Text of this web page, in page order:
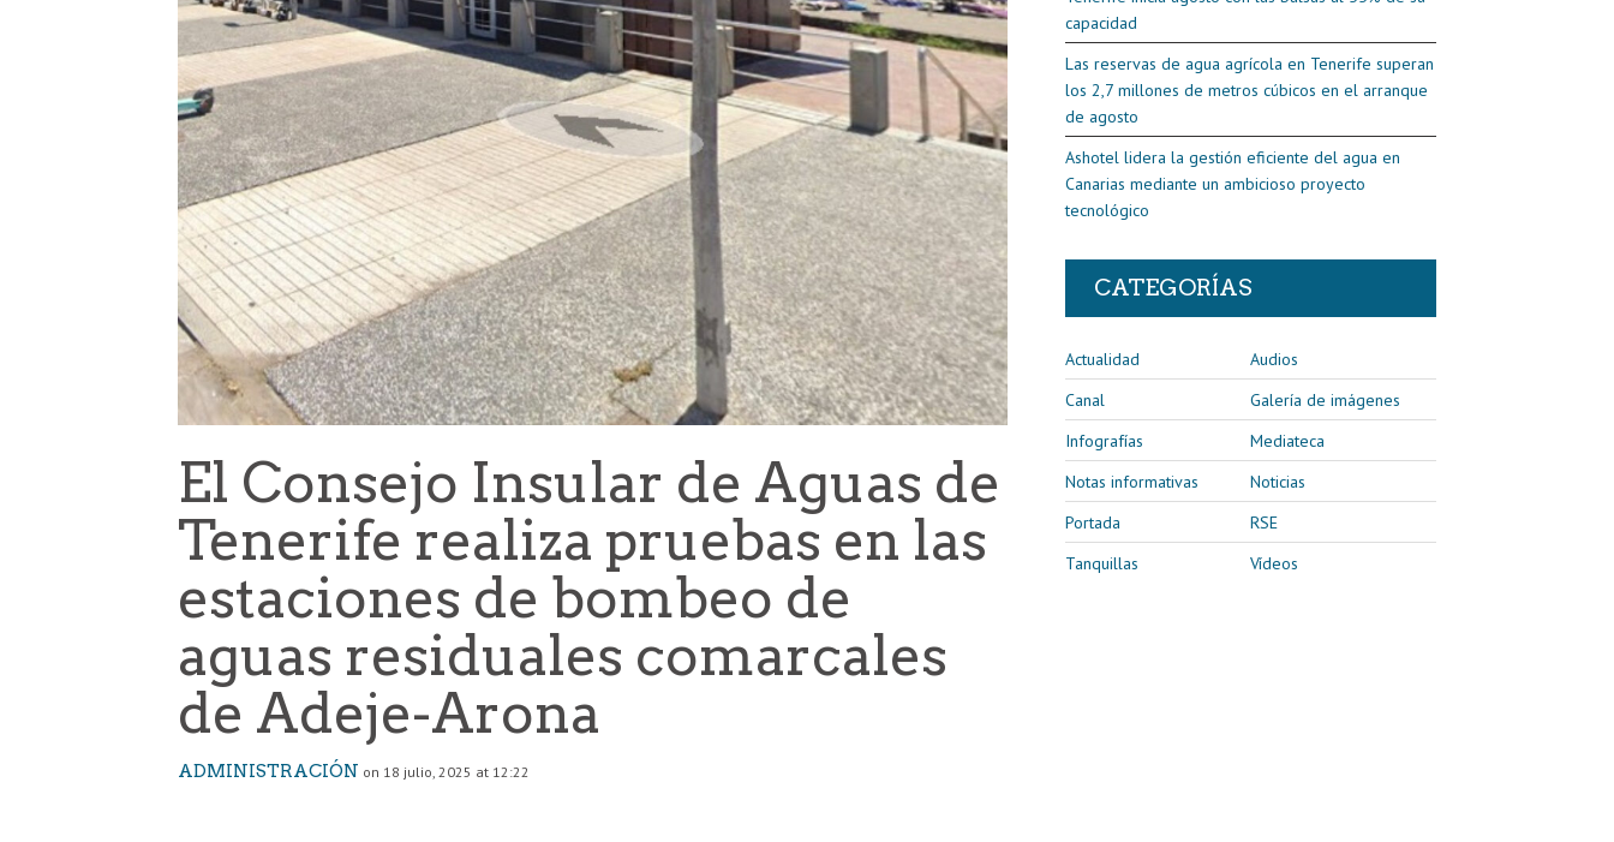
El Consejo Insular de Aguas de
Tenerife realiza pruebas en las
estaciones de bombeo de
aguas residuales comarcales
de Adeje-Arona
ADMINISTRACIÓN on 18 julio, 2025 at 12:22
capacidad
Las reservas de agua agrícola en Tenerife superan
los 2,7 millones de metros cúbicos en el arranque
de agosto
Ashotel lidera la gestión eficiente del agua en
Canarias mediante un ambicioso proyecto
tecnológico
CATEGORÍAS
Actualidad
Audios
Canal
Galería de imágenes
Infografías
Mediateca
Notas informativas
Noticias
Portada
RSE
Tanquillas
Vídeos